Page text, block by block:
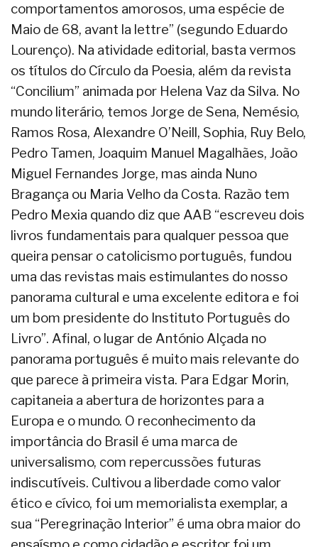
comportamentos amorosos, uma espécie de
Maio de 68, avant la lettre” (segundo Eduardo
Lourenço). Na atividade editorial, basta vermos
os títulos do Círculo da Poesia, além da revista
“Concilium” animada por Helena Vaz da Silva. No
mundo literário, temos Jorge de Sena, Nemésio,
Ramos Rosa, Alexandre O’Neill, Sophia, Ruy Belo,
Pedro Tamen, Joaquim Manuel Magalhães, João
Miguel Fernandes Jorge, mas ainda Nuno
Bragança ou Maria Velho da Costa. Razão tem
Pedro Mexia quando diz que AAB “escreveu dois
livros fundamentais para qualquer pessoa que
queira pensar o catolicismo português, fundou
uma das revistas mais estimulantes do nosso
panorama cultural e uma excelente editora e foi
um bom presidente do Instituto Português do
Livro”. Afinal, o lugar de António Alçada no
panorama português é muito mais relevante do
que parece à primeira vista. Para Edgar Morin,
capitaneia a abertura de horizontes para a
Europa e o mundo. O reconhecimento da
importância do Brasil é uma marca de
universalismo, com repercussões futuras
indiscutíveis. Cultivou a liberdade como valor
ético e cívico, foi um memorialista exemplar, a
sua “Peregrinação Interior” é uma obra maior do